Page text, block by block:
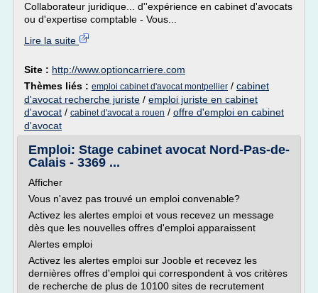
Collaborateur juridique... d''expérience en cabinet d'avocats
ou d'expertise comptable - Vous...
Lire la suite
Site : http://www.optioncarriere.com
Thèmes liés : emploi cabinet d'avocat montpellier / cabinet
d'avocat recherche juriste / emploi juriste en cabinet
d'avocat / cabinet d'avocat a rouen / offre d'emploi en cabinet
d'avocat
Emploi: Stage cabinet avocat Nord-Pas-de-
Calais - 3369 ...
Afficher
Vous n'avez pas trouvé un emploi convenable?
Activez les alertes emploi et vous recevez un message
dès que les nouvelles offres d'emploi apparaissent
Alertes emploi
Activez les alertes emploi sur Jooble et recevez les
dernières offres d'emploi qui correspondent à vos critères
de recherche de plus de 10100 sites de recrutement